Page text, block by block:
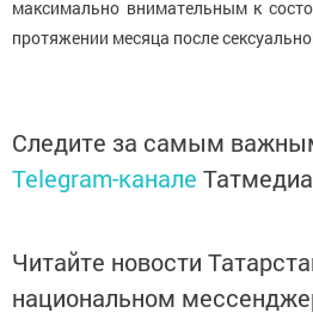
максимально внимательным к
протяжении месяца после
Следите за самым
Telegram-канале Татмедиа
Читайте новости
национальном